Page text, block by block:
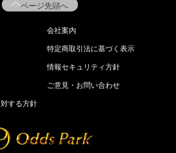
ページ先頭へ
会社案内
特定商取引法に基づく表示
情報セキュリティ方針
ご意見・お問い合わせ
する方針